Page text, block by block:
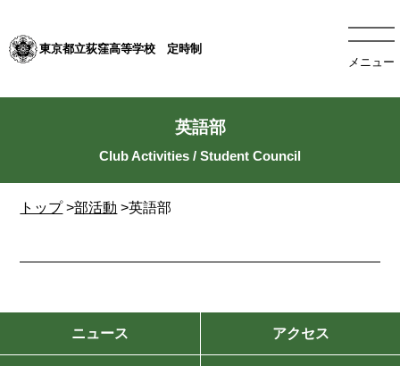
東京都立荻窪高等学校 定時制
メニュー
トップ>部活動 >英語部
英語部
ニュース アクセス